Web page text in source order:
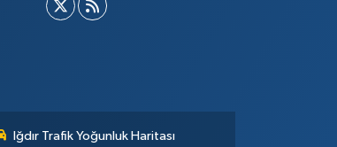
Iğdır Trafik Yoğunluk Haritası